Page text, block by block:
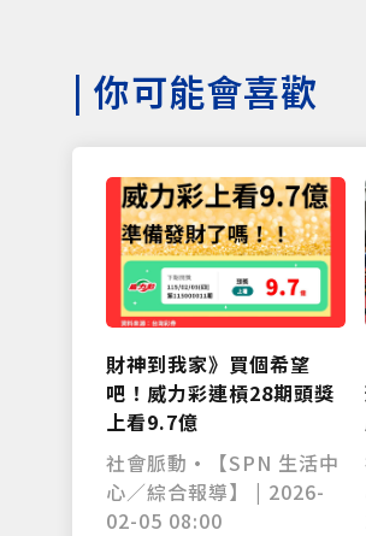
| 你可能會喜歡
財神到我家》買個希望
吧！威力彩連槓28期頭獎
上看9.7億
社會脈動•【SPN 生活中
心／綜合報導】 | 2026-
02-05 08:00